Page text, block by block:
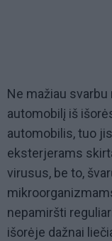
Ne mažiau
automobilį iš
automobilis, tuo
eksterjerams
virusus, be to,
nepamiršti
išorėje dažnai